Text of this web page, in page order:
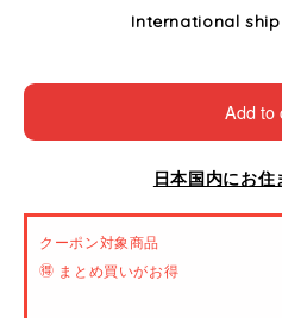
International
Add to
日本国内にお
クーポン対象商品
🉐 まとめ買いがお得